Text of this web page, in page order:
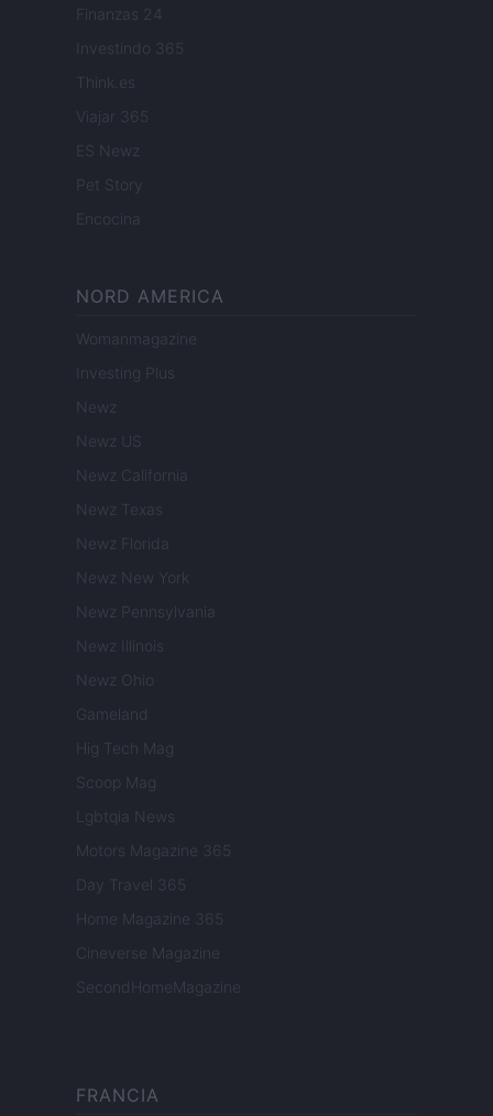
Finanzas 24
Investindo 365
Think.es
Viajar 365
ES Newz
Pet Story
Encocina
NORD AMERICA
Womanmagazine
Investing Plus
Newz
Newz US
Newz California
Newz Texas
Newz Florida
Newz New York
Newz Pennsylvania
Newz Illinois
Newz Ohio
Gameland
Hig Tech Mag
Scoop Mag
Lgbtqia News
Motors Magazine 365
Day Travel 365
Home Magazine 365
Cineverse Magazine
SecondHomeMagazine
FRANCIA